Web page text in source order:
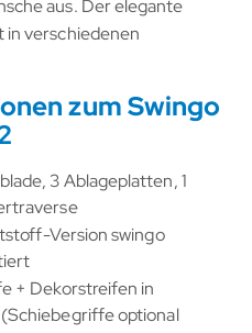
aus. Der elegante
in verschiedenen
zum Swingo
3 Ablageplatten, 1
Version swingo
+ Dekorstreifen in
optional